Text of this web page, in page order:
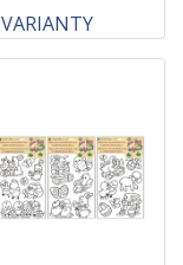
VARIANTY